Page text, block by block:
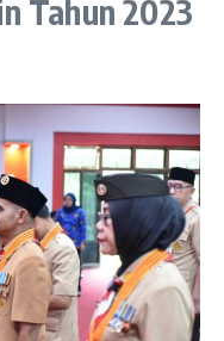
Tahun 2023